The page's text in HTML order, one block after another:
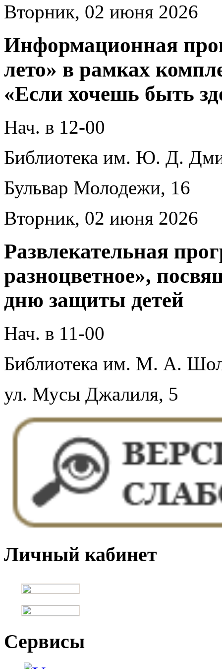
Вторник, 02 июня 2026
Информационная
лето» в рамках
«Если хочешь быть
Нач. в 12-00
Библиотека им. Ю. Д.
Бульвар Молодежи, 16
Вторник, 02 июня 2026
Развлекательная
разноцветное»,
дню защиты детей
Нач. в 11-00
Библиотека им. М. А.
ул. Мусы Джалиля, 5
Личный кабинет
Сервисы